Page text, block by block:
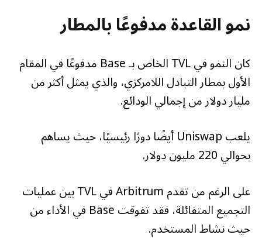
نمو القاعدة مدفوعًا بالمطار
كان النمو في TVL الخاص بـ Base مدفوعًا في المقام
الأول بمطار التبادل اللامركزي، والذي يمثل أكثر من
مليار دولار من إجمالي الودائع.
يلعب Uniswap أيضًا دورًا رئيسيًا، حيث يساهم
بحوالي 220 مليون دولار.
على الرغم من تقدم Arbitrum في TVL بين عمليات
التجميع المتفائلة، فقد تفوقت Base في الأداء من
حيث نشاط المستخدم.